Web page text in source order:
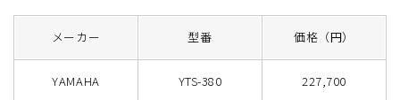
メーカー 型番 価格（円）
YAMAHA YTS-380 227,700